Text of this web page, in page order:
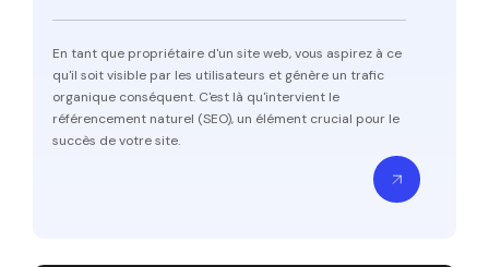
En tant que propriétaire d'un site web, vous aspirez à ce
qu'il soit visible par les utilisateurs et génère un trafic
organique conséquent. C'est là qu'intervient le
référencement naturel (SEO), un élément crucial pour le
succès de votre site.